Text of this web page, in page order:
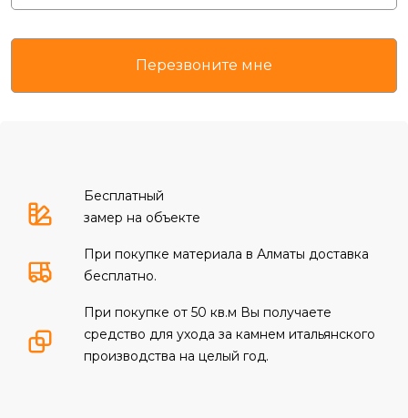
Бесплатный
замер на объекте
При покупке материала в Алматы доставка
бесплатно.
При покупке от 50 кв.м Вы получаете
средство для ухода за камнем итальянского
производства на целый год.